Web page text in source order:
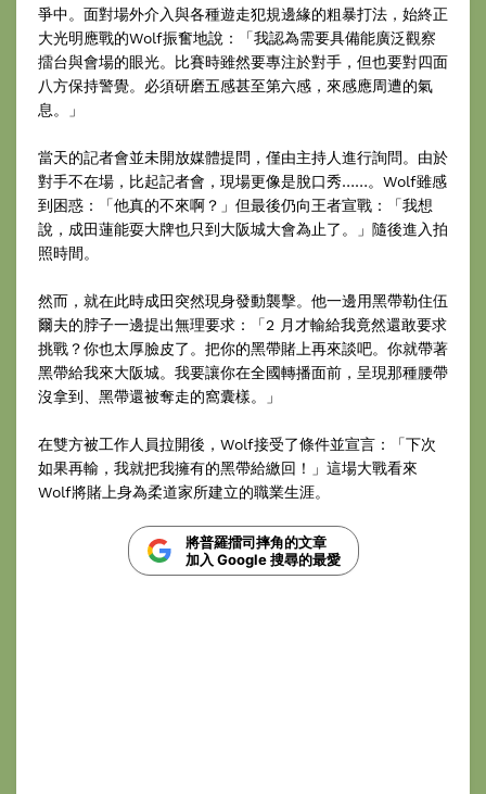
爭中。面對場外介入與各種遊走犯規邊緣的粗暴打法，始終正
大光明應戰的Wolf振奮地說：「我認為需要具備能廣泛觀察
擂台與會場的眼光。比賽時雖然要專注於對手，但也要對四面
八方保持警覺。必須研磨五感甚至第六感，來感應周遭的氣
息。」
當天的記者會並未開放媒體提問，僅由主持人進行詢問。由於
對手不在場，比起記者會，現場更像是脫口秀……。Wolf雖感
到困惑：「他真的不來啊？」但最後仍向王者宣戰：「我想
說，成田蓮能耍大牌也只到大阪城大會為止了。」隨後進入拍
照時間。
然而，就在此時成田突然現身發動襲擊。他一邊用黑帶勒住伍
爾夫的脖子一邊提出無理要求：「2 月才輸給我竟然還敢要求
挑戰？你也太厚臉皮了。把你的黑帶賭上再來談吧。你就帶著
黑帶給我來大阪城。我要讓你在全國轉播面前，呈現那種腰帶
沒拿到、黑帶還被奪走的窩囊樣。」
在雙方被工作人員拉開後，Wolf接受了條件並宣言：「下次
如果再輸，我就把我擁有的黑帶給繳回！」這場大戰看來
Wolf將賭上身為柔道家所建立的職業生涯。
將普羅擂司摔角的文章
加入 Google 搜尋的最愛